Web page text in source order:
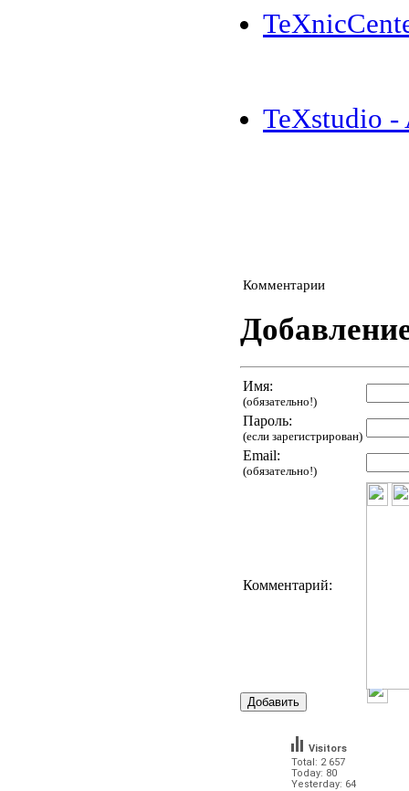
TeXstudio -
Комментарии
Имя:
(обязательно!)
Пароль:
(если зарегистрирован)
Email:
(обязательно!)
Комментарий:
Total: 2 657
Today: 80
Yesterday: 64
Visitors